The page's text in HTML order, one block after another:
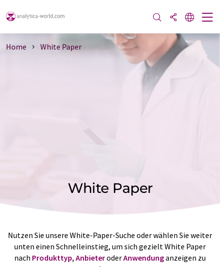
Home White Paper
White Paper
Nutzen Sie unsere White-Paper-Suche oder wählen Sie weiter
unten einen Schnelleinstieg, um sich gezielt White Paper
nach Produkttyp, AnbieteroderAnwendunganzeigen zu